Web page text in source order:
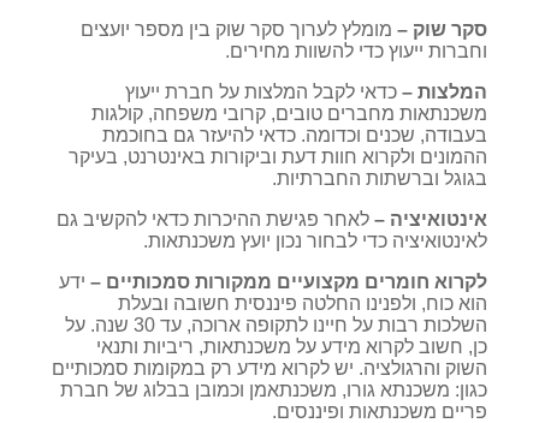
סקר שוק – מומלץ לערוך סקר שוק בין מספר יועצים
וחברות ייעוץ כדי להשוות מחירים.
המלצות – כדאי לקבל המלצות על חברת ייעוץ
משכנתאות מחברים טובים, קרובי משפחה, קולגות
בעבודה, שכנים וכדומה. כדאי להיעזר גם בחוכמת
ההמונים ולקרוא חוות דעת וביקורות באינטרנט, בעיקר
בגוגל וברשתות החברתיות.
אינטואיציה – לאחר פגישת ההיכרות כדאי להקשיב גם
לאינטואיציה כדי לבחור נכון יועץ משכנתאות.
לקרוא חומרים מקצועיים ממקורות סמכותיים – ידע
הוא כוח, ולפנינו החלטה פיננסית חשובה ובעלת
השלכות רבות על חיינו לתקופה ארוכה, עד 30 שנה. על
כן, חשוב לקרוא מידע על משכנתאות, ריביות ותנאי
השוק והרגולציה. יש לקרוא מידע רק במקומות סמכותיים
כגון: משכנתא גורו, משכנתאמן וכמובן בבלוג של חברת
פריים משכנתאות ופיננסים.